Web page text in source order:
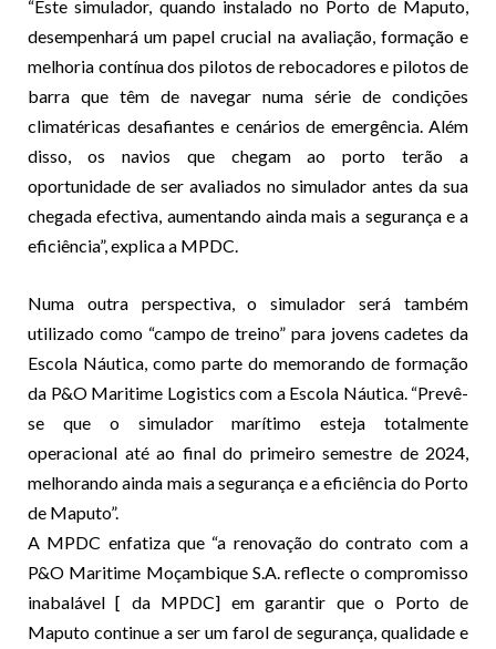
“Este simulador, quando instalado no Porto de Maputo,
desempenhará um papel crucial na avaliação, formação e
melhoria contínua dos pilotos de rebocadores e pilotos de
barra que têm de navegar numa série de condições
climatéricas desafiantes e cenários de emergência. Além
disso, os navios que chegam ao porto terão a
oportunidade de ser avaliados no simulador antes da sua
chegada efectiva, aumentando ainda mais a segurança e a
eficiência”, explica a MPDC.
Numa outra perspectiva, o simulador será também
utilizado como “campo de treino” para jovens cadetes da
Escola Náutica, como parte do memorando de formação
da P&O Maritime Logistics com a Escola Náutica. “Prevê-
se que o simulador marítimo esteja totalmente
operacional até ao final do primeiro semestre de 2024,
melhorando ainda mais a segurança e a eficiência do Porto
de Maputo”.
A MPDC enfatiza que “a renovação do contrato com a
P&O Maritime Moçambique S.A. reflecte o compromisso
inabalável [ da MPDC] em garantir que o Porto de
Maputo continue a ser um farol de segurança, qualidade e